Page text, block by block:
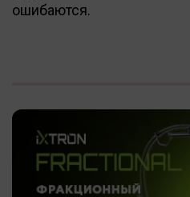
ошибаются.